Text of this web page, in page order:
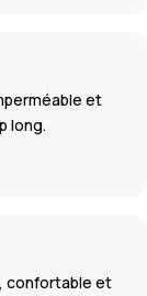
et
long.
confortable et